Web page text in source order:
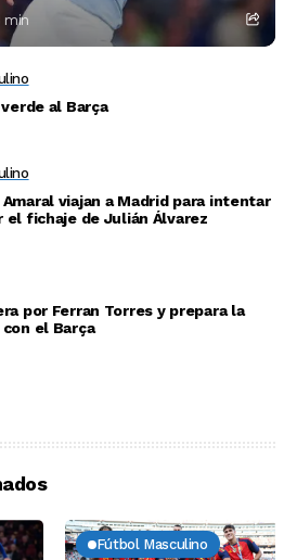
min
al Barça
Amaral viajan a Madrid para intentar
el fichaje de Julián Álvarez
por Ferran Torres y prepara la
el Barça
Fútbol Masculino